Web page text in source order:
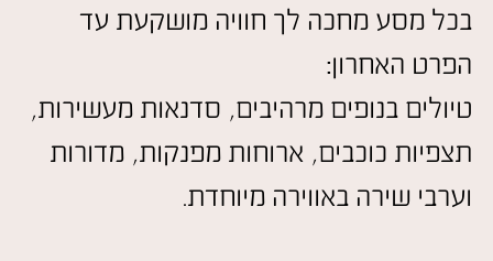
בכל מסע מחכה לך חוויה מושקעת עד
הפרט האחרון:
טיולים בנופים מרהיבים, סדנאות מעשירות,
תצפיות כוכבים, ארוחות מפנקות, מדורות
וערבי שירה באווירה מיוחדת.